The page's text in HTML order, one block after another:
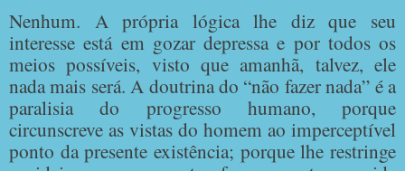
Nenhum. A própria lógica lhe diz que seu
interesse está em gozar depressa e por todos os
meios possíveis, visto que amanhã, talvez, ele
nada mais será. A doutrina do “não fazer nada” é a
paralisia do progresso humano, porque
circunscreve as vistas do homem ao imperceptível
ponto da presente existência; porque lhe restringe